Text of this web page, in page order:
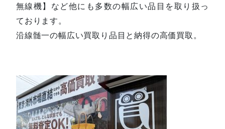
無線機】など他にも多数の幅広い品目を取り扱っ
ております。
沿線髄一の幅広い買取り品目と納得の高価買取。